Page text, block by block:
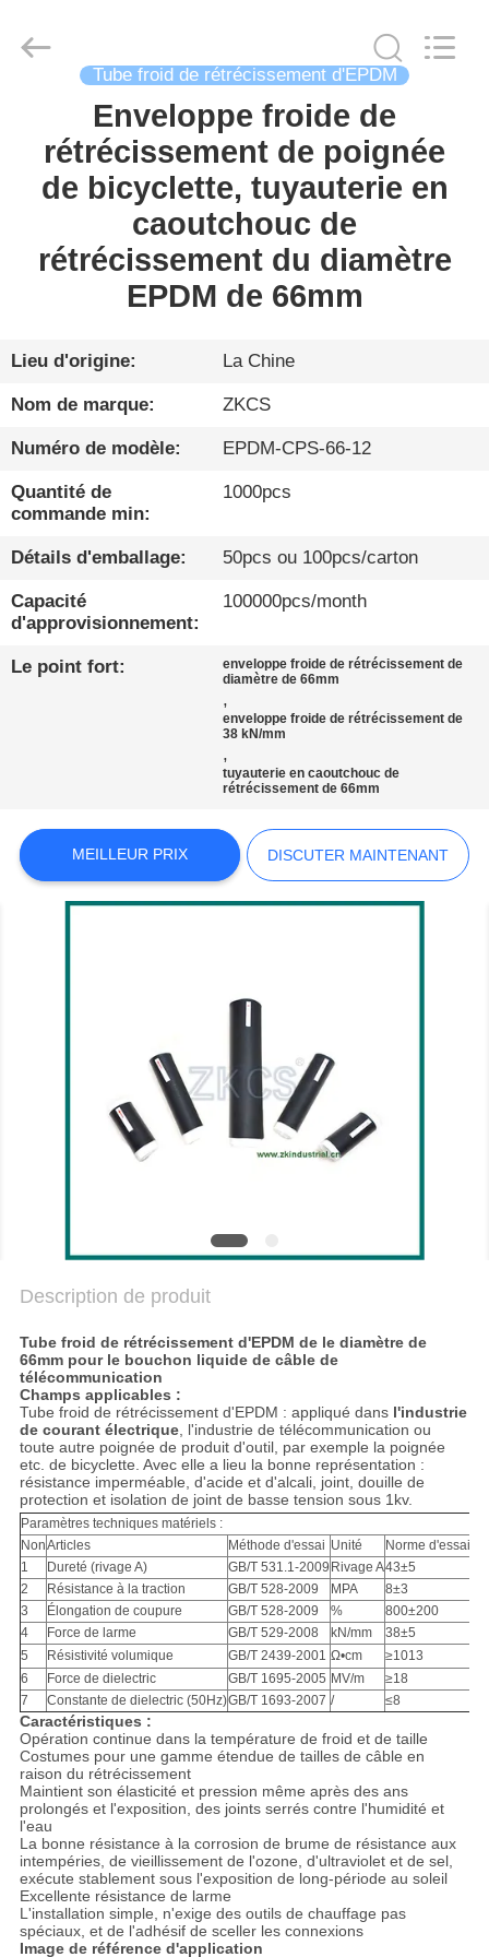
D'ACIER
TENEUR
PRODUITS
PROPOS
DE
NOUS
DE
PAIEMENT
NOUVELLES
AFFAIRES
PLAN
DU
SITE
POLITIQUE
DE
CONFIDENTIALITÉ
INDUSTRIAL
CO.,
Tube froid de rétrécissement d'EPDM
Enveloppe froide de
rétrécissement de poignée
de bicyclette, tuyauterie en
caoutchouc de
rétrécissement du diamètre
EPDM de 66mm
Lieu d'origine: La Chine
Nom de marque: ZKCS
Numéro de modèle: EPDM-CPS-66-12
Quantité de
commande min:
1000pcs
Détails d'emballage: 50pcs ou 100pcs/carton
Capacité
d'approvisionnement:
100000pcs/month
Le point fort:
enveloppe froide de rétrécissement de
diamètre de 66mm
,
enveloppe froide de rétrécissement de
38 kN/mm
,
tuyauterie en caoutchouc de
rétrécissement de 66mm
MEILLEUR PRIX DISCUTER MAINTENANT
Description de produit
Tube froid de rétrécissement d'EPDM de le diamètre de
66mm pour le bouchon liquide de câble de
télécommunication
Champs applicables :
Tube froid de rétrécissement d'EPDM : appliqué dans l'industrie
de courant électrique, l'industrie de télécommunication ou
toute autre poignée de produit d'outil, par exemple la poignée
etc. de bicyclette. Avec elle a lieu la bonne représentation :
résistance imperméable, d'acide et d'alcali, joint, douille de
protection et isolation de joint de basse tension sous 1kv.
Paramètres techniques matériels :
NonArticles Méthode d'essai Unité Norme d'essai
1
Dureté (rivage A) GB/T 531.1-2009 Rivage A43±5
2
Résistance à la traction GB/T 528-2009 MPA
8±3
3
Élongation de coupure GB/T 528-2009 %
800±200
4
Force de larme GB/T 529-2008 kN/mm
38±5
5
Résistivité volumique GB/T 2439-2001 Ω•cm
≥1013
6
Force de dielectric GB/T 1695-2005 MV/m
≥18
7
Constante de dielectric (50Hz)GB/T 1693-2007 / ≤8
Caractéristiques :
Opération continue dans la température de froid et de taille
Costumes pour une gamme étendue de tailles de câble en
raison du rétrécissement
Maintient son élasticité et pression même après des ans
prolongés et l'exposition, des joints serrés contre l'humidité et
l'eau
La bonne résistance à la corrosion de brume de résistance aux
intempéries, de vieillissement de l'ozone, d'ultraviolet et de sel,
exécute stablement sous l'exposition de long-période au soleil
Excellente résistance de larme
L'installation simple, n'exige des outils de chauffage pas
spéciaux, et de l'adhésif de sceller les connexions
Image de référence d'application